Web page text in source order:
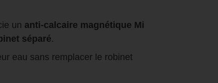
un anti-calcaire magnétique Mi
séparé.
eau sans remplacer le robinet